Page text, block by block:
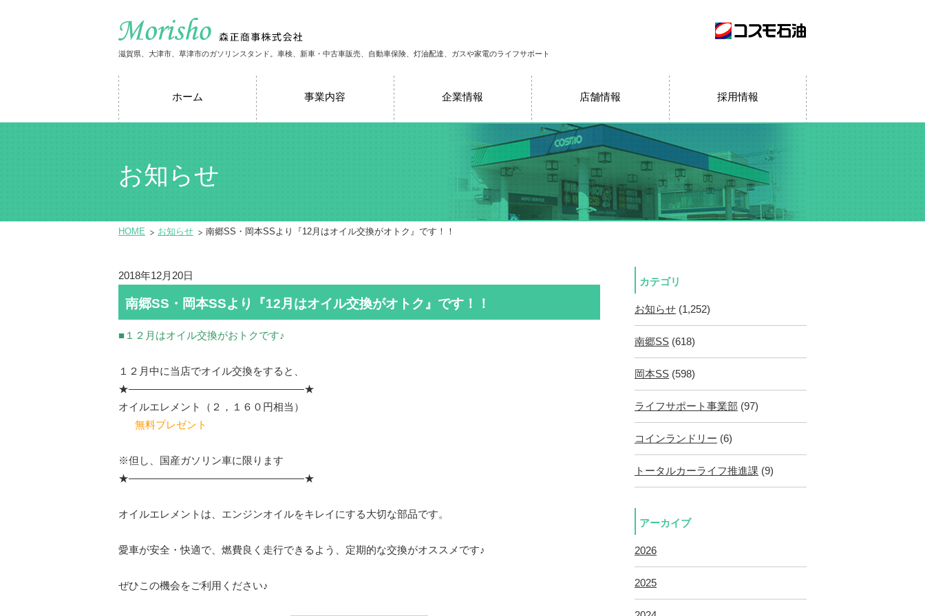
滋賀県、大津市、草津市のガソリンスタンド。車検、新車・中古車販売、自動車保険、灯油配達、ガスや家電のライフサポート
ホーム 事業内容 企業情報 店舗情報 採用情報
お知らせ
HOME お知らせ 南郷SS・岡本SSより『12月はオイル交換がオトク』です！！
2018年12月20日
南郷SS・岡本SSより『12月はオイル交換がオトク』です！！
■１２月はオイル交換がおトクです♪
１２月中に当店でオイル交換をすると、
★—————————————————★
オイルエレメント（２，１６０円相当）
無料プレゼント
※但し、国産ガソリン車に限ります
★—————————————————★
オイルエレメントは、エンジンオイルをキレイにする大切な部品です。
愛車が安全・快適で、燃費良く走行できるよう、定期的な交換がオススメです♪
ぜひこの機会をご利用ください♪
カテゴリ
お知らせ (1,252)
南郷SS (618)
岡本SS (598)
ライフサポート事業部 (97)
コインランドリー (6)
トータルカーライフ推進課 (9)
アーカイブ
2026
2025